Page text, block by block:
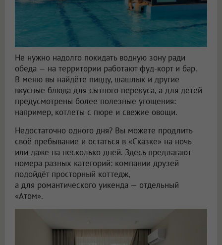
Не нужно надолго покидать водную зону ради
обеда — на территории работают фуд-корт и бар.
В меню вы найдёте пиццу, шашлык и другие
вкусные блюда для сытного перекуса, а для детей
предусмотрены более полезные угощения:
например, котлеты с пюре и свежие овощи.
Недостаточно одного дня? Вы можете продлить
своё пребывание и остаться в «Сказке» на ночь
или даже на несколько дней. Здесь предлагают
номера разных категорий: компании друзей
подойдёт просторный коттедж,
а для романтического уикенда — отдельный
«Атом».